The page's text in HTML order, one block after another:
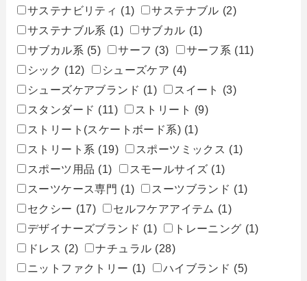
サステナビリティ (1) サステナブル (2)
サステナブル系 (1) サブカル (1)
サブカル系 (5) サーフ (3) サーフ系 (11)
シック (12) シューズケア (4)
シューズケアブランド (1) スイート
(3)
スタンダード (11) ストリート (9)
ストリート(スケートボード系) (1)
ストリート系 (19) スポーツミックス (1)
スポーツ用品 (1) スモールサイズ (1)
スーツケース専門 (1) スーツブランド (1)
セクシー (17) セルフケアアイテム (1)
デザイナーズブランド (1) トレーニング (1)
ドレス (2) ナチュラル (28)
ニットファクトリー (1) ハイブランド (5)